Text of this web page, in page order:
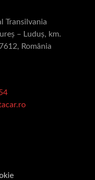
Transilvania
– Luduș, km.
România